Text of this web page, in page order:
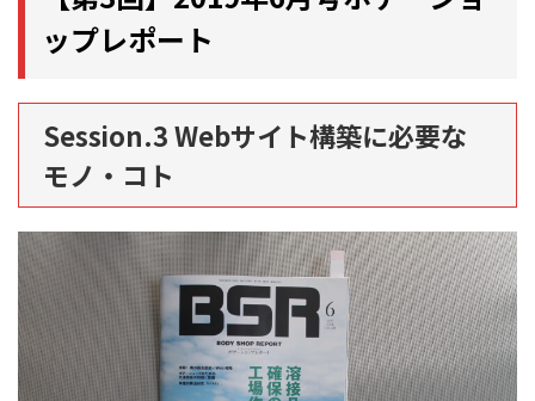
ップレポート
Session.3 Webサイト構築に必要な
モノ・コト